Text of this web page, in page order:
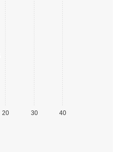
20 30 40